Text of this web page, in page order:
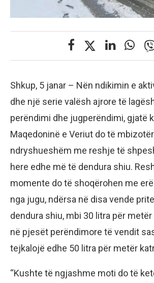
Shkup, 5 janar – Nën ndikimin e
dhe një serie valësh ajrore të
perëndimi dhe jugperëndimi, gjatë
Maqedoninë e Veriut do të
ndryshueshëm me reshje të
here edhe më të dendura shiu.
momente do të shoqërohen me
nga jugu, ndërsa në disa vende
dendura shiu, mbi 30 litra për
në pjesët perëndimore të vendit
tejkalojë edhe 50 litra për metër
“Kushte të ngjashme moti do të